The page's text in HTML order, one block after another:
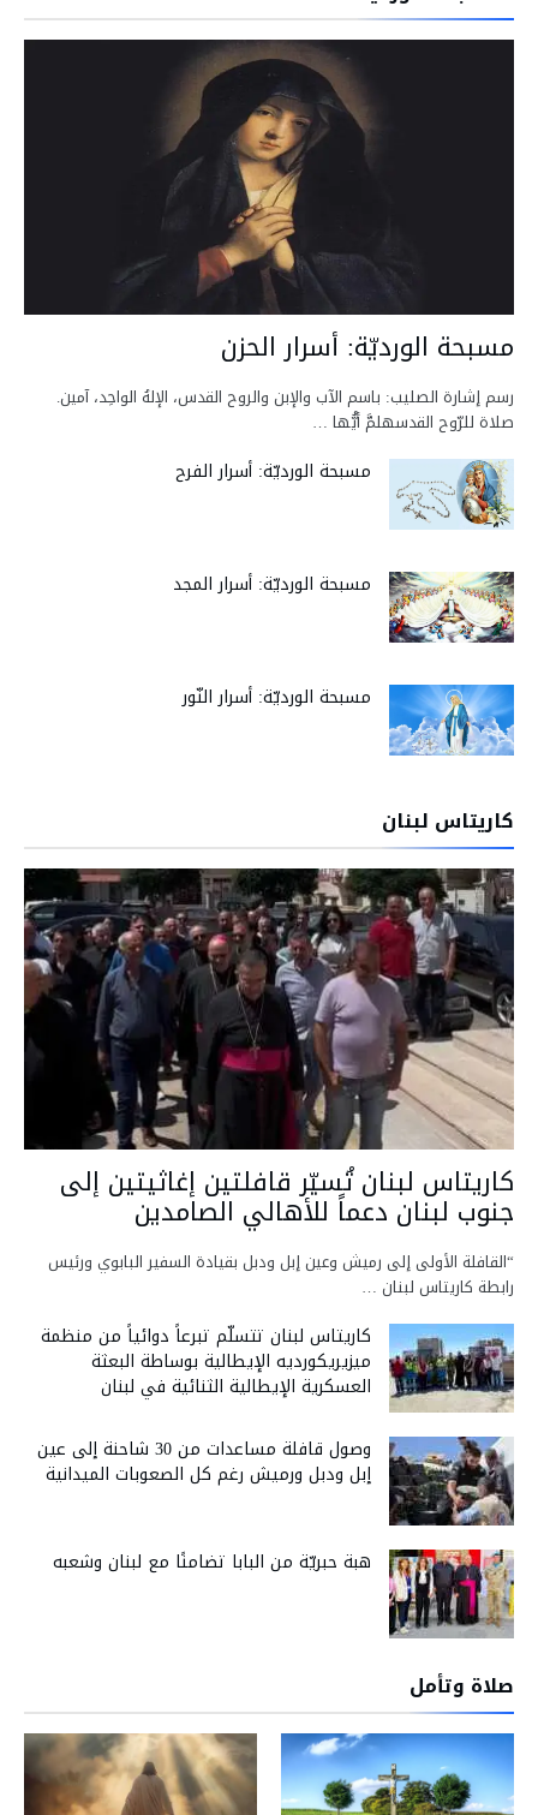
مسبحة الورديّة: أسرار الحزن
رسم إشارة الصليب: باسم الآب والإبن والروح القدس، الإلهُ الواحِد، آمين.
صلاة للرّوح القدسهلمَّ أيُّها …
مسبحة الورديّة: أسرار الفرح
مسبحة الورديّة: أسرار المجد
مسبحة الورديّة: أسرار النّور
كاريتاس لبنان
كاريتاس لبنان تُسيّر قافلتين إغاثيتين إلى
جنوب لبنان دعماً للأهالي الصامدين
“القافلة الأولى إلى رميش وعين إبل ودبل بقيادة السفير البابوي ورئيس
رابطة كاريتاس لبنان …
كاريتاس لبنان تتسلّم تبرعاً دوائياً من منظمة
ميزيريكورديه الإيطالية بوساطة البعثة
العسكرية الإيطالية الثنائية في لبنان
وصول قافلة مساعدات من 30 شاحنة إلى عين
إبل ودبل ورميش رغم كل الصعوبات الميدانية
هبة حبريّة من البابا تضامنًا مع لبنان وشعبه
صلاة وتأمل